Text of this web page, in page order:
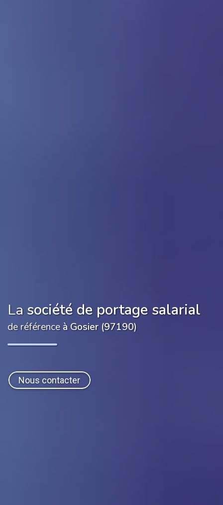
La société de portage salarial
de référence à Gosier (97190)
Nous contacter